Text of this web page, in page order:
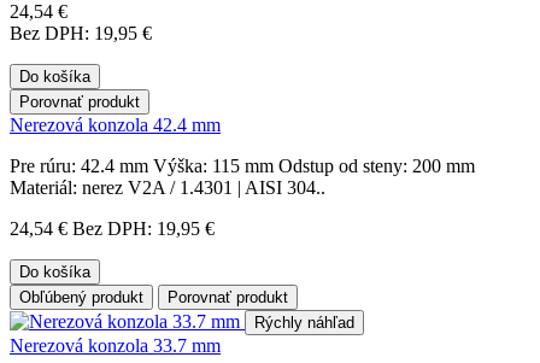
24,54 €
Bez DPH: 19,95 €
Do košíka
Porovnať produkt
Nerezová konzola 42.4 mm
Pre rúru: 42.4 mm Výška: 115 mm Odstup od steny: 200 mm
Materiál: nerez V2A / 1.4301 | AISI 304..
24,54 € Bez DPH: 19,95 €
Do košíka
Obľúbený produkt
Porovnať produkt
Rýchly náhľad
Nerezová konzola 33.7 mm